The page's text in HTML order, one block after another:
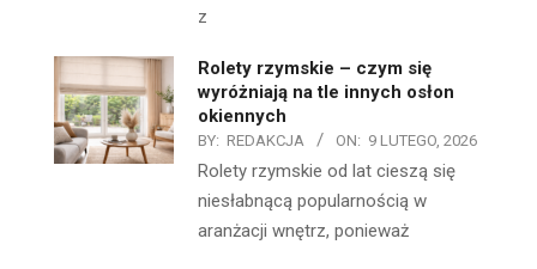
z
Rolety rzymskie – czym się
wyróżniają na tle innych osłon
okiennych
BY: REDAKCJA ON: 9 LUTEGO, 2026
Rolety rzymskie od lat cieszą się
niesłabnącą popularnością w
aranżacji wnętrz, ponieważ